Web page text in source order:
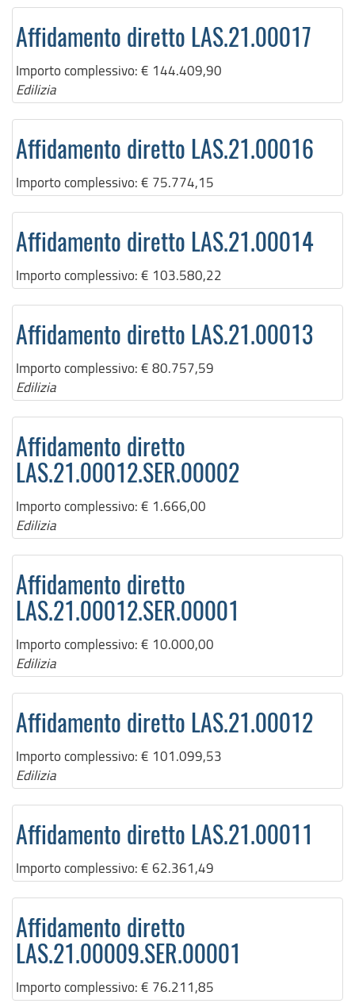
Affidamento diretto LAS.21.00017
Importo complessivo: € 144.409,90
Edilizia
Affidamento diretto LAS.21.00016
Importo complessivo: € 75.774,15
Affidamento diretto LAS.21.00014
Importo complessivo: € 103.580,22
Affidamento diretto LAS.21.00013
Importo complessivo: € 80.757,59
Edilizia
Affidamento diretto
LAS.21.00012.SER.00002
Importo complessivo: € 1.666,00
Edilizia
Affidamento diretto
LAS.21.00012.SER.00001
Importo complessivo: € 10.000,00
Edilizia
Affidamento diretto LAS.21.00012
Importo complessivo: € 101.099,53
Edilizia
Affidamento diretto LAS.21.00011
Importo complessivo: € 62.361,49
Affidamento diretto
LAS.21.00009.SER.00001
Importo complessivo: € 76.211,85